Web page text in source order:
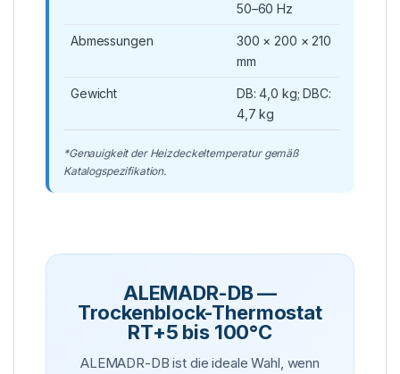
50–60 Hz
Abmessungen
300 × 200 × 210
mm
Gewicht
DB: 4,0 kg; DBC:
4,7 kg
*Genauigkeit der Heizdeckeltemperatur gemäß
Katalogspezifikation.
ALEMADR-DB —
Trockenblock-Thermostat
RT+5 bis 100°C
ALEMADR-DB ist die ideale Wahl, wenn